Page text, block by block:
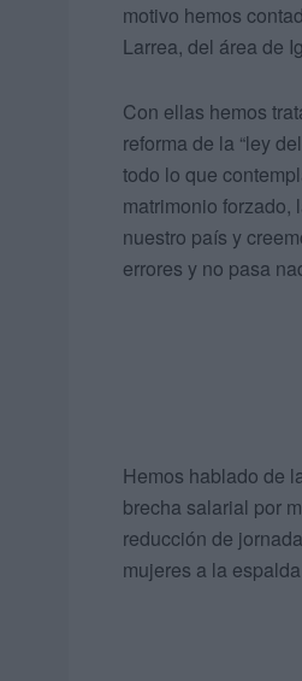
motivo hemos
Larrea, del área de
Con ellas hemos
reforma de la “ley
todo lo que
matrimonio forzado,
nuestro país y
errores y no pasa
Hemos hablado de
brecha salarial por
reducción de
mujeres a la